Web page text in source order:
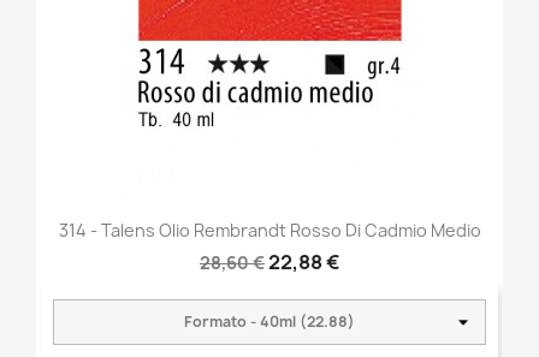
314 - Talens Olio Rembrandt Rosso Di Cadmio Medio
28,60 €22,88 €